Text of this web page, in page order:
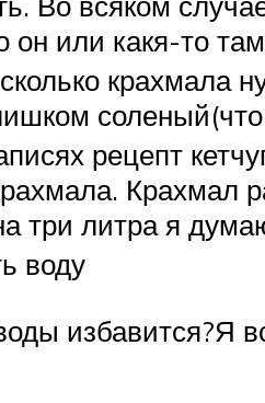
он или какя-то
крахмала
рецепт
Крахмал
три литра я
воду
избавится?Я